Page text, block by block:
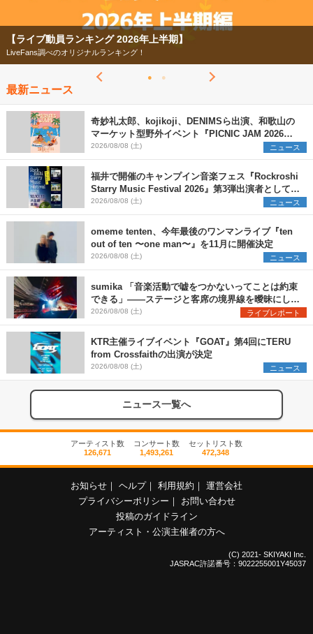
【ライブ動員ランキング 2026年上半期】
LiveFans調べのオリジナルランキング！
最新ニュース
奇妙礼太郎、kojikoji、DENIMSら出演、和歌山の
マーケット型野外イベント『PICNIC JAM 2026』
早割チケット発売開始
2026/08/08 (土) ニュース
福井で開催のキャンプイン音楽フェス『Rockroshi
Starry Music Festival 2026』第3弾出演者として
SCOOBIE DO、かりゆし58、Reiを発表
2026/08/08 (土) ニュース
omeme tenten、今年最後のワンマンライブ『ten
out of ten 〜one man〜』を11月に開催決定
2026/08/08 (土) ニュース
sumika 「音楽活動で嘘をつかないってことは約束
できる」――ステージと客席の境界線を曖昧にし
た、ツアーファイナル武道館公演レポート
2026/08/08 (土) ライブレポート
KTR主催ライブイベント『GOAT』第4回にTERU
from Crossfaithの出演が決定
2026/08/08 (土) ニュース
ニュース一覧へ
アーティスト数
126,671
コンサート数
1,493,261
セットリスト数
472,348
お知らせ ｜ ヘルプ｜ 利用規約 ｜ 運営会社
プライバシーポリシー ｜
お問い合わせ
投稿のガイドライン
アーティスト・公演主催者の方へ
(C) 2021- SKIYAKI Inc.
JASRAC許諾番号：9022255001Y45037